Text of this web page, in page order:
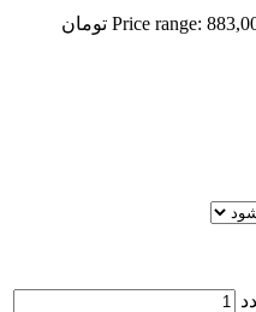
Price range: 883,000 تومان